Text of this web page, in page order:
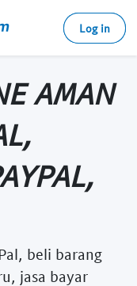
Log in
AMAN
beli barang
jasa bayar